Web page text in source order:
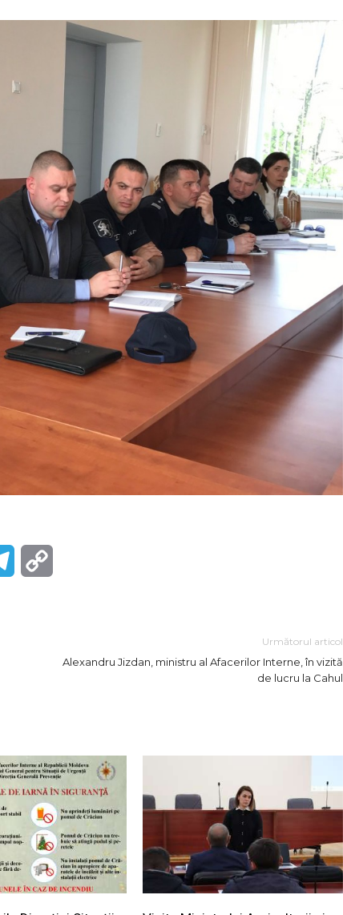
Telegram
Următorul articol
Alexandru Jizdan, ministru al Afacerilor Interne, în vizită
de lucru la Cahul